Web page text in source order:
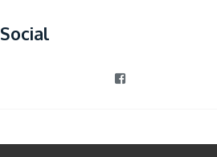
Social
View